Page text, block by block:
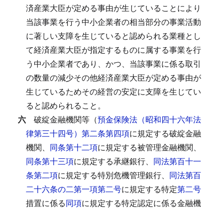
済産業大臣が定める事由が生じていることにより
当該事業を行う中小企業者の相当部分の事業活動
に著しい支障を生じていると認められる業種とし
て経済産業大臣が指定するものに属する事業を行
う中小企業者であり、かつ、当該事業に係る取引
の数量の減少その他経済産業大臣が定める事由が
生じているためその経営の安定に支障を生じてい
ると認められること。
六 破綻金融機関等（預金保険法（昭和四十六年法
律第三十四号）第二条第四項に規定する破綻金融
機関、 同条第十二項に規定する被管理金融機関、
同条第十三項に規定する承継銀行、 同法第百十一
条第二項に規定する特別危機管理銀行、 同法第百
二十六条の二第一項第二号に規定する特定第二号
措置に係る同項に規定する特定認定に係る金融機